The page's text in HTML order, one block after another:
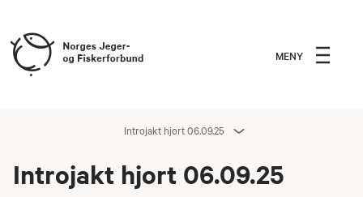
MENY
Introjakt hjort 06.09.25
Introjakt hjort 06.09.25